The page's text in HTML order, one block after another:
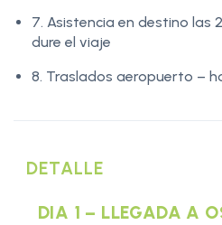
7. Asistencia en destino las
dure el viaje
8. Traslados aeropuerto –
DETALLE
DIA 1 – LLEGADA A